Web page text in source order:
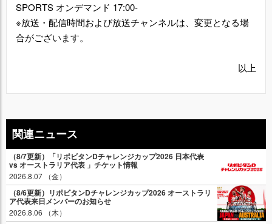
SPORTS オンデマンド 17:00-
※放送・配信時間および放送チャンネルは、変更となる場
合がございます。
以上
関連ニュース
（8/7更新）「リポビタンDチャレンジカップ2026 日本代表
vs オーストラリア代表 」チケット情報
2026.8.07 （金）
（8/6更新）リポビタンDチャレンジカップ2026 オーストラリ
ア代表来日メンバーのお知らせ
2026.8.06 （木）